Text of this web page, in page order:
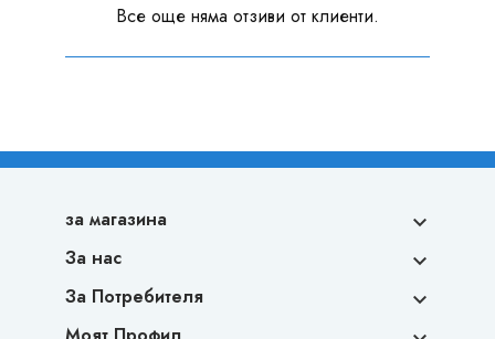
Все още няма отзиви от клиенти.
за магазина 
За нас 
За Потребителя 